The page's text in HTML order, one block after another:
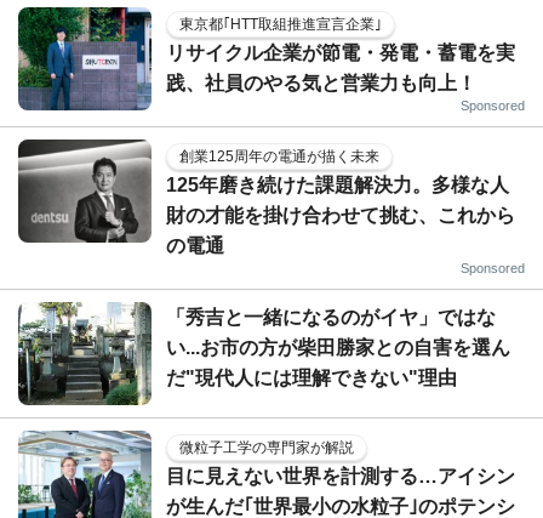
東京都｢HTT取組推進宣言企業｣
リサイクル企業が節電・発電・蓄電を実
践、社員のやる気と営業力も向上！
Sponsored
創業125周年の電通が描く未来
125年磨き続けた課題解決力。多様な人
財の才能を掛け合わせて挑む、これから
の電通
Sponsored
「秀吉と一緒になるのがイヤ」ではな
い...お市の方が柴田勝家との自害を選ん
だ"現代人には理解できない"理由
微粒子工学の専門家が解説
目に見えない世界を計測する…アイシン
が生んだ｢世界最小の水粒子｣のポテンシ